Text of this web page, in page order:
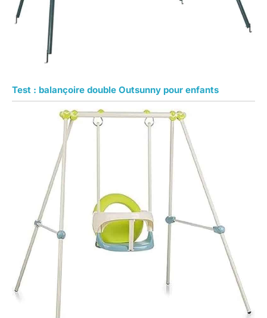
Test : balançoire double Outsunny pour enfants